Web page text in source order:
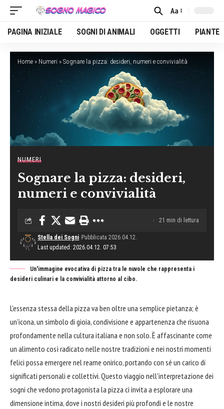
Font
Resizer
Aa
PAGINA INIZIALE SOGNI DI ANIMALI OGGETTI PIANTE
Home » Numeri » Sognare la pizza: desideri, numeri e convivialità
NUMERI
Sognare la pizza: desideri,
numeri e convivialità
Last updated: 2026.04.12. 07:53
Stella dei Sogni Pubblicata 2026.04.12.
21 min di lettura
Un'immagine evocativa di pizza tra le nuvole che rappresenta i
desideri culinari e la convivialità attorno al cibo.
L'essenza stessa della pizza va ben oltre una semplice pietanza; è
un'icona, un simbolo di gioia, condivisione e appartenenza che risuona
profondamente nella cultura italiana e non solo. È affascinante come
un alimento così radicato nelle nostre tradizioni e nei nostri momenti
felici possa emergere nel reame onirico, portando con sé un carico di
significati personali e collettivi. Questo viaggio nell'interpretazione dei
sogni che vedono protagonista la pizza ci invita a esplorare una
dimensione intima, dove i nostri desideri più profondi e le nostre